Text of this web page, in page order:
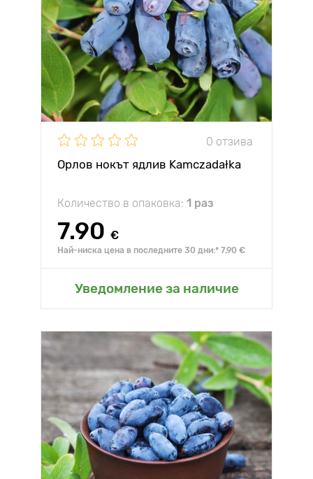
0 отзива
Орлов нокът ядлив Kamczadałka
Количество в опаковка: 1 раз
7.90 €
Най-ниска цена в последните 30 дни:* 7.90 €
Уведомление за наличие